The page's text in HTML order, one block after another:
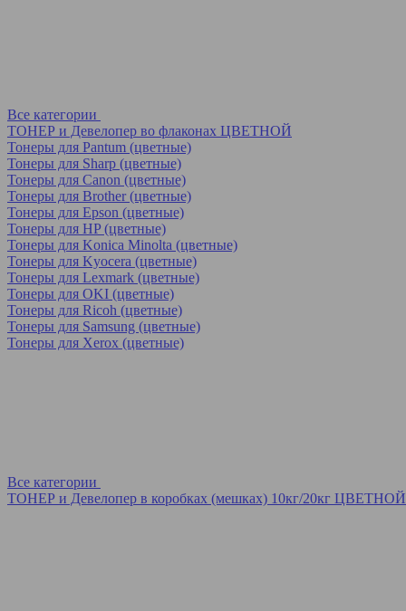
Все категории
ТОНЕР и Девелопер во флаконах ЦВЕТНОЙ
Тонеры для Pantum (цветные)
Тонеры для Sharp (цветные)
Тонеры для Canon (цветные)
Тонеры для Brother (цветные)
Тонеры для Epson (цветные)
Тонеры для HP (цветные)
Тонеры для Konica Minolta (цветные)
Тонеры для Kyocera (цветные)
Тонеры для Lexmark (цветные)
Тонеры для OKI (цветные)
Тонеры для Ricoh (цветные)
Тонеры для Samsung (цветные)
Тонеры для Xerox (цветные)
Все категории
ТОНЕР и Девелопер в коробках (мешках) 10кг/20кг ЦВЕТНОЙ